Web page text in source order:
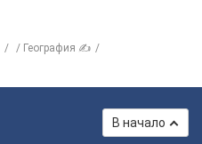
География ✍
В начало